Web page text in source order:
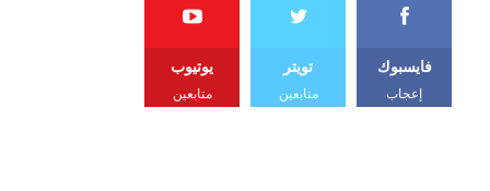
فايسبوك
إعجاب
تويتر
متابعين
يوتيوب
متابعين